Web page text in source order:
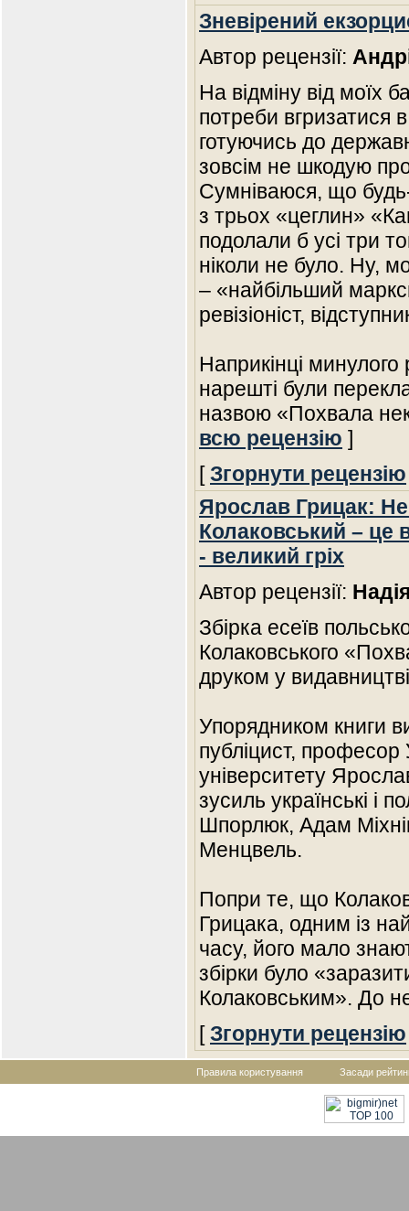
Зневірений
Автор рецензії:
На відміну від моїх
потреби вгризатися
готуючись до
зовсім не шкодую
Сумніваюся, що
з трьох «цеглин»
подолали б усі три
ніколи не було. Ну,
– «найбільший
ревізіоніст,
Наприкінці минулого
нарешті були
назвою «Похвала
всю рецензію ]
[Згорнути рецензію
Ярослав Грицак: Не
Колаковський – це
- великий гріх
Автор рецензії:
Збірка есеїв
Колаковського
друком у
Упорядником книги
публіцист, професор
університету
зусиль українські і
Шпорлюк, Адам
Менцвель.
Попри те, що
Грицака, одним із
часу, його мало
збірки було
Колаковським». До
[Згорнути рецензію
Правила користування Засади